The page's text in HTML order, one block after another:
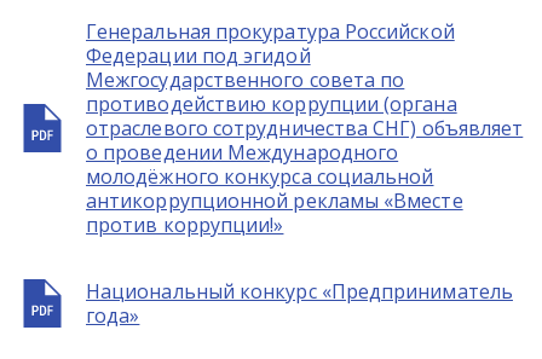
Генеральная прокуратура Российской
Федерации под эгидой
Межгосударственного совета по
противодействию коррупции (органа
отраслевого сотрудничества СНГ) объявляет
о проведении Международного
молодёжного конкурса социальной
антикоррупционной рекламы «Вместе
против коррупции!»
Национальный конкурс «Предприниматель
года»